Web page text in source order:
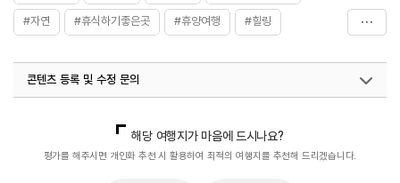
#자연 #휴식하기좋은곳 #휴양여행 #힐링
콘텐츠 등록 및 수정 문의
해당 여행지가 마음에 드시나요?
평가를 해주시면 개인화 추천 시 활용하여 최적의 여행지를 추천해 드리겠습니다.